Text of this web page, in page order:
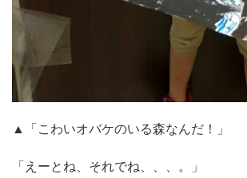
▲「こわいオバケのいる森なんだ！」
「えーとね、それでね、、、。」